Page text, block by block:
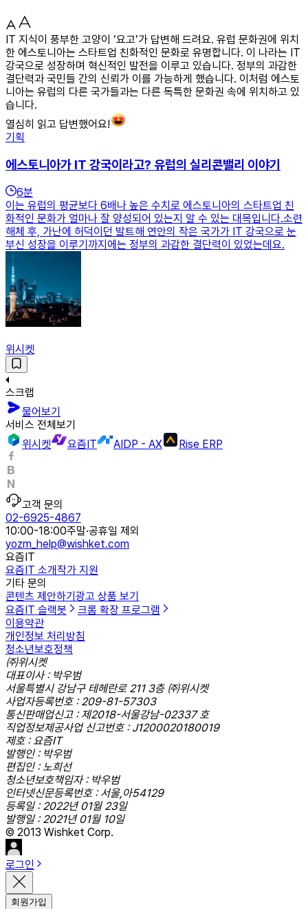
IT 지식이 풍부한 고양이 ‘요고’가 답변해 드려요. 유럽 문화권에 위치
한 에스토니아는 스타트업 친화적인 문화로 유명합니다. 이 나라는 IT
강국으로 성장하며 혁신적인 발전을 이루고 있습니다. 정부의 과감한
결단력과 국민들 간의 신뢰가 이를 가능하게 했습니다. 이처럼 에스토
니아는 유럽의 다른 국가들과는 다른 독특한 문화권 속에 위치하고 있
습니다.
열심히 읽고 답변했어요!
기획
에스토니아가 IT 강국이라고? 유럽의 실리콘밸리 이야기
6분
이는 유럽의 평균보다 6배나 높은 수치로 에스토니아의 스타트업 친
화적인 문화가 얼마나 잘 양성되어 있는지 알 수 있는 대목입니다.​소련
해체 후, 가난에 허덕이던 발트해 연안의 작은 국가가 IT 강국으로 눈
부신 성장을 이루기까지에는 정부의 과감한 결단력이 있었는데요.
위시켓
스크랩
물어보기
서비스 전체보기
위시켓
요즘IT AIDP - AX Rise ERP
고객 문의
02-6925-4867
10:00-18:00주말·공휴일 제외
yozm_help@wishket.com
요즘IT
요즘IT 소개작가 지원
기타 문의
콘텐츠 제안하기 광고 상품 보기
요즘IT 슬랙봇
크롬 확장 프로그램
이용약관
개인정보 처리방침
청소년보호정책
㈜위시켓
대표이사 : 박우범
서울특별시 강남구 테헤란로 211 3층 ㈜위시켓
사업자등록번호 : 209-81-57303
통신판매업신고 : 제2018-서울강남-02337 호
직업정보제공사업 신고번호 : J1200020180019
제호 : 요즘IT
발행인 : 박우범
편집인 : 노희선
청소년보호책임자 : 박우범
인터넷신문등록번호 : 서울,아54129
등록일 : 2022년 01월 23일
발행일 : 2021년 01월 10일
© 2013 Wishket Corp.
로그인
회원가입